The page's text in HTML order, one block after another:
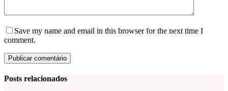
Save my name and email in this browser for the next time I
comment.
Publicar comentário
Posts relacionados